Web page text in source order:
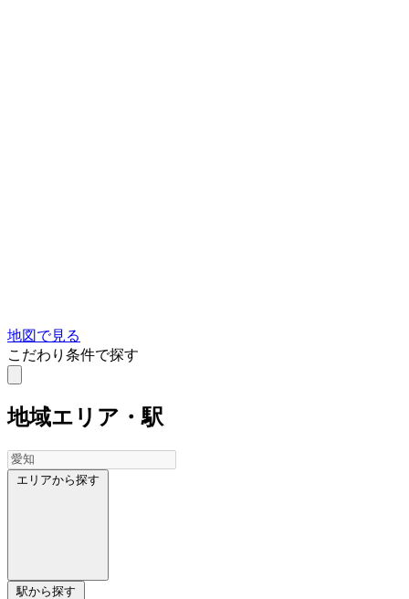
地図で見る
こだわり条件で探す
地域エリア・駅
エリアから探す
駅から探す